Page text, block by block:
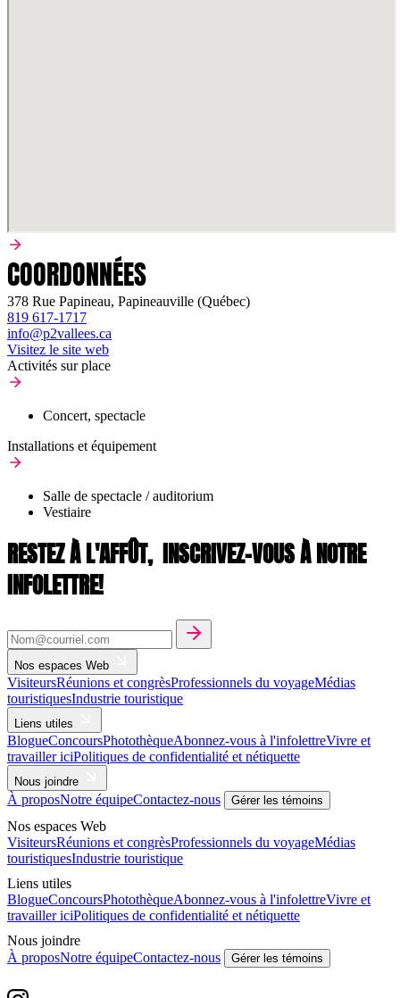
COORDONNÉES
378 Rue Papineau, Papineauville (Québec)
819 617-1717
info@p2vallees.ca
Visitez le site web
Activités sur place
Concert, spectacle
Installations et équipement
Salle de spectacle / auditorium
Vestiaire
RESTEZ À L'AFFÛT, INSCRIVEZ-VOUS À NOTRE
INFOLETTRE!
Nos espaces Web
VisiteursRéunions et congrèsProfessionnels du voyageMédias
touristiquesIndustrie touristique
Liens utiles
BlogueConcoursPhotothèqueAbonnez-vous à l'infolettreVivre et
travailler iciPolitiques de confidentialité et nétiquette
Nous joindre
À proposNotre équipeContactez-nous Gérer les témoins
Nos espaces Web
VisiteursRéunions et congrèsProfessionnels du voyageMédias
touristiquesIndustrie touristique
Liens utiles
BlogueConcoursPhotothèqueAbonnez-vous à l'infolettreVivre et
travailler iciPolitiques de confidentialité et nétiquette
Nous joindre
À proposNotre équipeContactez-nous Gérer les témoins